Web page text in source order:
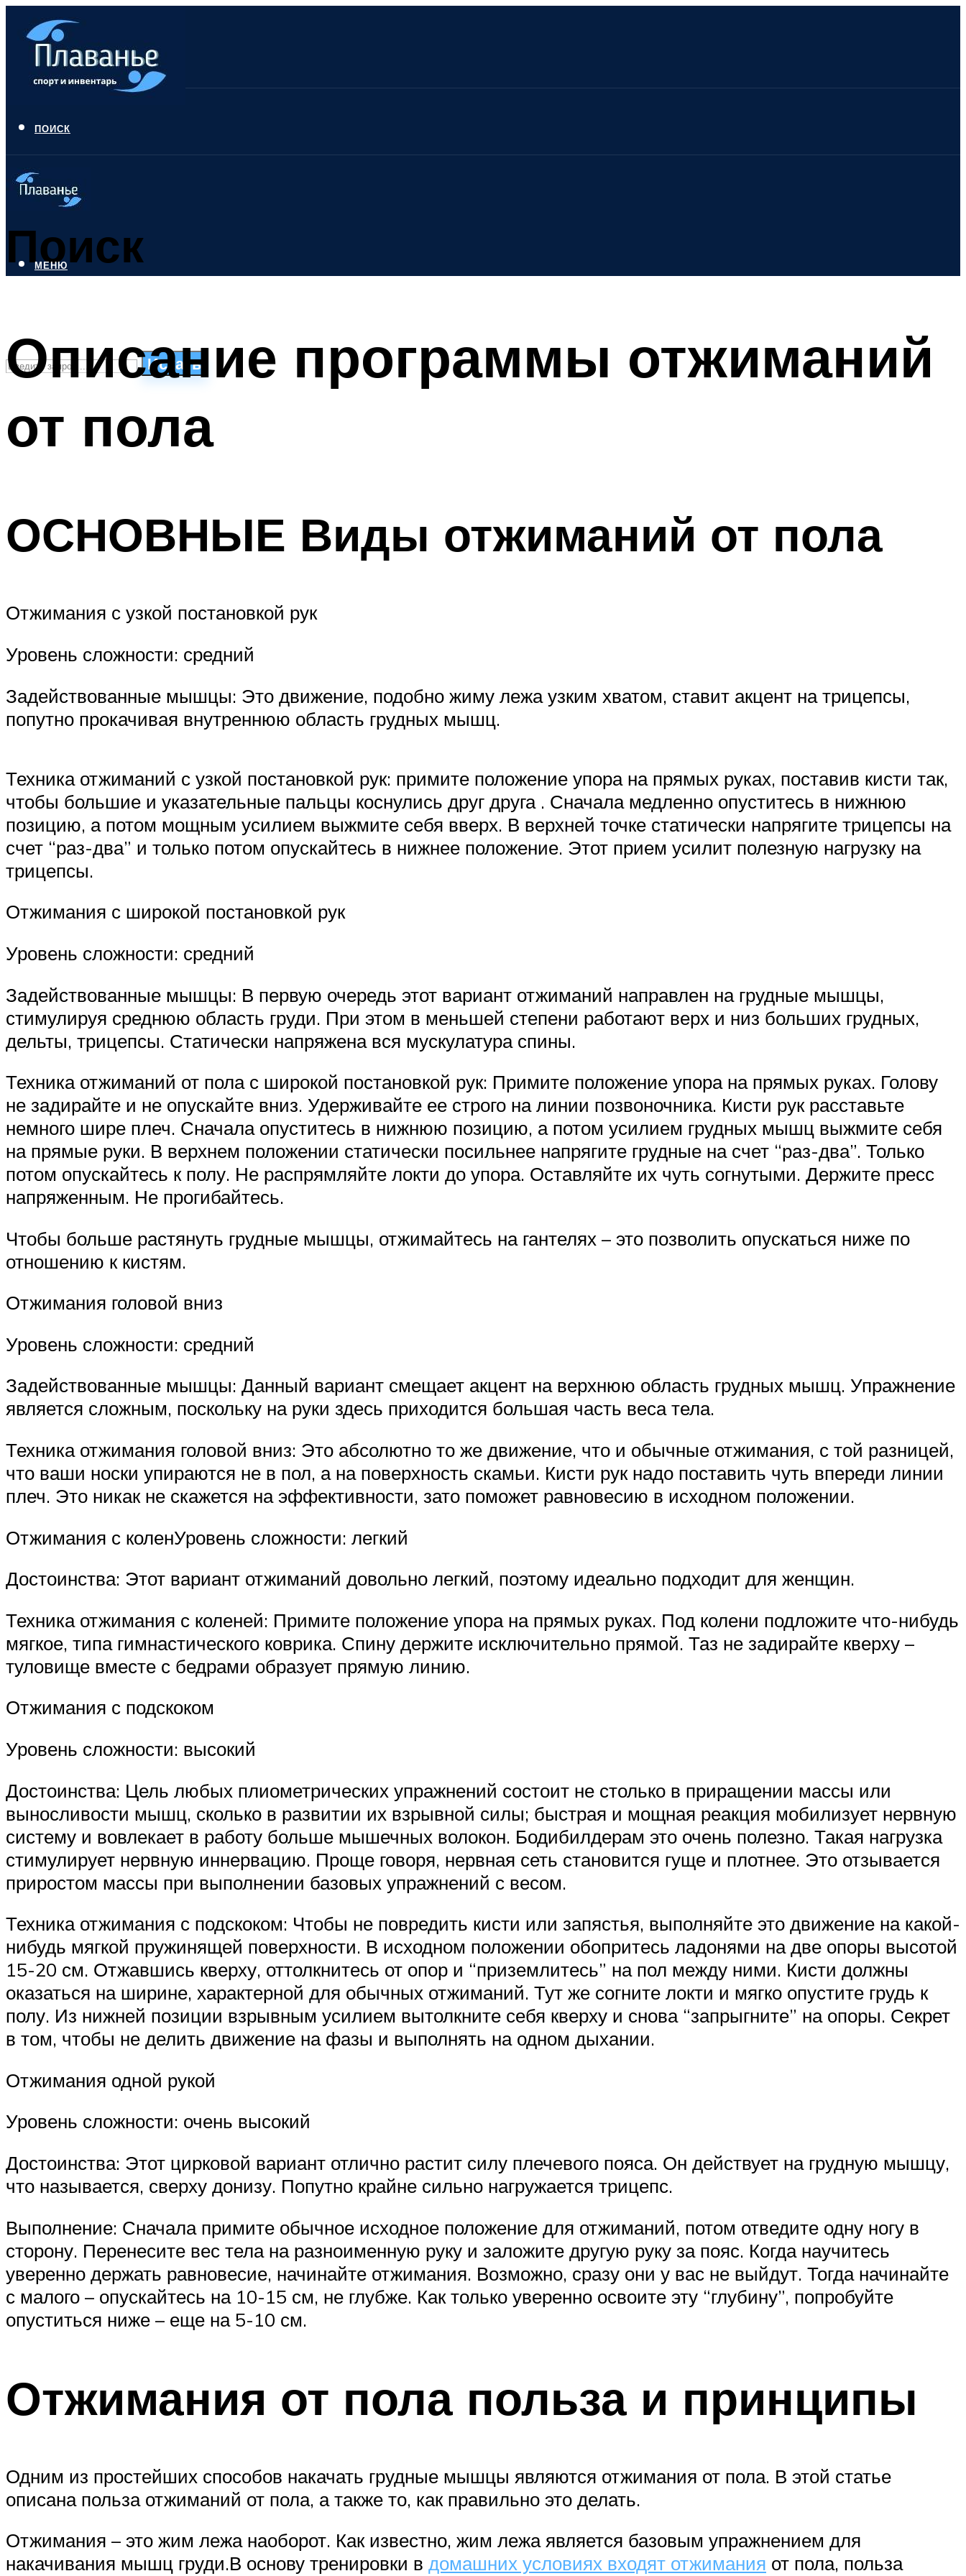
ПОИСК
Поиск
Искать
ПЛАВАНЬЕ ДЛЯ ДЕТЕЙ
ПЛАВАНЬЕ ДЛЯ ПОХУДЕНИЯ
МЕНЮ
МЕНЮ
Описание программы отжиманий
от пола
ОСНОВНЫЕ Виды отжиманий от пола
Отжимания с узкой постановкой рук
Уровень сложности: средний
Задействованные мышцы: Это движение, подобно жиму лежа узким хватом, ставит акцент на трицепсы,
попутно прокачивая внутреннюю область грудных мышц.
Техника отжиманий с узкой постановкой рук: примите положение упора на прямых руках, поставив кисти так,
чтобы большие и указательные пальцы коснулись друг друга . Сначала медленно опуститесь в нижнюю
позицию, а потом мощным усилием выжмите себя вверх. В верхней точке статически напрягите трицепсы на
счет “раз-два” и только потом опускайтесь в нижнее положение. Этот прием усилит полезную нагрузку на
трицепсы.
Отжимания с широкой постановкой рук
Уровень сложности: средний
Задействованные мышцы: В первую очередь этот вариант отжиманий направлен на грудные мышцы,
стимулируя среднюю область груди. При этом в меньшей степени работают верх и низ больших грудных,
дельты, трицепсы. Статически напряжена вся мускулатура спины.
Техника отжиманий от пола с широкой постановкой рук: Примите положение упора на прямых руках. Голову
не задирайте и не опускайте вниз. Удерживайте ее строго на линии позвоночника. Кисти рук расставьте
немного шире плеч. Сначала опуститесь в нижнюю позицию, а потом усилием грудных мышц выжмите себя
на прямые руки. В верхнем положении статически посильнее напрягите грудные на счет “раз-два”. Только
потом опускайтесь к полу. Не распрямляйте локти до упора. Оставляйте их чуть согнутыми. Держите пресс
напряженным. Не прогибайтесь.
Чтобы больше растянуть грудные мышцы, отжимайтесь на гантелях – это позволить опускаться ниже по
отношению к кистям.
Отжимания головой вниз
Уровень сложности: средний
Задействованные мышцы: Данный вариант смещает акцент на верхнюю область грудных мышц. Упражнение
является сложным, поскольку на руки здесь приходится большая часть веса тела.
Техника отжимания головой вниз: Это абсолютно то же движение, что и обычные отжимания, с той разницей,
что ваши носки упираются не в пол, а на поверхность скамьи. Кисти рук надо поставить чуть впереди линии
плеч. Это никак не скажется на эффективности, зато поможет равновесию в исходном положении.
Отжимания с коленУровень сложности: легкий
Достоинства: Этот вариант отжиманий довольно легкий, поэтому идеально подходит для женщин.
Техника отжимания с коленей: Примите положение упора на прямых руках. Под колени подложите что-нибудь
мягкое, типа гимнастического коврика. Спину держите исключительно прямой. Таз не задирайте кверху –
туловище вместе с бедрами образует прямую линию.
Отжимания с подскоком
Уровень сложности: высокий
Достоинства: Цель любых плиометрических упражнений состоит не столько в приращении массы или
выносливости мышц, сколько в развитии их взрывной силы; быстрая и мощная реакция мобилизует нервную
систему и вовлекает в работу больше мышечных волокон. Бодибилдерам это очень полезно. Такая нагрузка
стимулирует нервную иннервацию. Проще говоря, нервная сеть становится гуще и плотнее. Это отзывается
приростом массы при выполнении базовых упражнений с весом.
Техника отжимания с подскоком: Чтобы не повредить кисти или запястья, выполняйте это движение на какой-
нибудь мягкой пружинящей поверхности. В исходном положении обопритесь ладонями на две опоры высотой
15-20 см. Отжавшись кверху, оттолкнитесь от опор и “приземлитесь” на пол между ними. Кисти должны
оказаться на ширине, характерной для обычных отжиманий. Тут же согните локти и мягко опустите грудь к
полу. Из нижней позиции взрывным усилием вытолкните себя кверху и снова “запрыгните” на опоры. Секрет
в том, чтобы не делить движение на фазы и выполнять на одном дыхании.
Отжимания одной рукой
Уровень сложности: очень высокий
Достоинства: Этот цирковой вариант отлично растит силу плечевого пояса. Он действует на грудную мышцу,
что называется, сверху донизу. Попутно крайне сильно нагружается трицепс.
Выполнение: Сначала примите обычное исходное положение для отжиманий, потом отведите одну ногу в
сторону. Перенесите вес тела на разноименную руку и заложите другую руку за пояс. Когда научитесь
уверенно держать равновесие, начинайте отжимания. Возможно, сразу они у вас не выйдут. Тогда начинайте
с малого – опускайтесь на 10-15 см, не глубже. Как только уверенно освоите эту “глубину”, попробуйте
опуститься ниже – еще на 5-10 см.
Отжимания от пола польза и принципы
Одним из простейших способов накачать грудные мышцы являются отжимания от пола. В этой статье
описана польза отжиманий от пола, а также то, как правильно это делать.
Отжимания – это жим лежа наоборот. Как известно, жим лежа является базовым упражнением для
накачивания мышц груди.В основу тренировки в домашних условиях входят отжимания от пола, польза